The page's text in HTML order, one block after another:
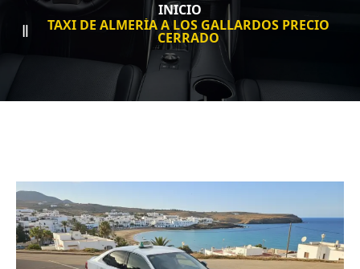
INICIO
TAXI DE ALMERÍA A LOS GALLARDOS PRECIO
CERRADO